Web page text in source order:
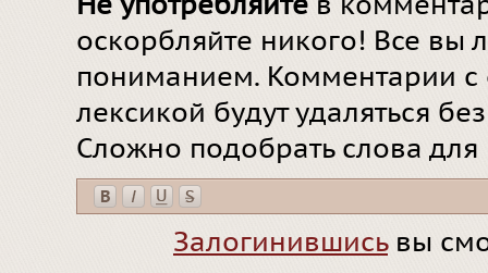
оскорбляйте никого! Все вы
пониманием. Комментарии
лексикой будут удаляться
Сложно подобрать слова
Залогинившисьвы